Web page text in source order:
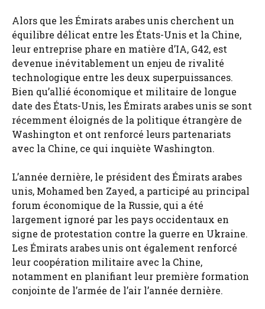
Alors que les Émirats arabes unis cherchent un
équilibre délicat entre les États-Unis et la Chine,
leur entreprise phare en matière d’IA, G42, est
devenue inévitablement un enjeu de rivalité
technologique entre les deux superpuissances.
Bien qu’allié économique et militaire de longue
date des États-Unis, les Émirats arabes unis se sont
récemment éloignés de la politique étrangère de
Washington et ont renforcé leurs partenariats
avec la Chine, ce qui inquiète Washington.
L’année dernière, le président des Émirats arabes
unis, Mohamed ben Zayed, a participé au principal
forum économique de la Russie, qui a été
largement ignoré par les pays occidentaux en
signe de protestation contre la guerre en Ukraine.
Les Émirats arabes unis ont également renforcé
leur coopération militaire avec la Chine,
notamment en planifiant leur première formation
conjointe de l’armée de l’air l’année dernière.